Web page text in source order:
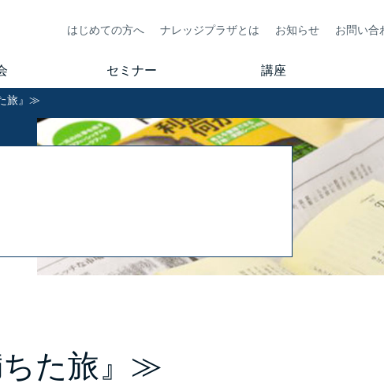
はじめての方へ ナレッジプラザとは お知らせ お問い合
セミナー 講座
旅』≫
た旅』≫